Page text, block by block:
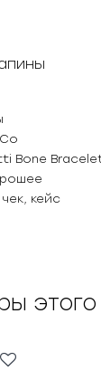
Bone
кейс